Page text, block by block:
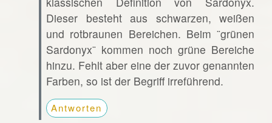
Dieser besteht aus schwarzen, weißen
und rotbraunen Bereichen. Beim ¨grünen
Sardonyx¨ kommen noch grüne Bereiche
hinzu. Fehlt aber eine der zuvor genannten
Farben, so ist der Begriff irreführend.
Antworten